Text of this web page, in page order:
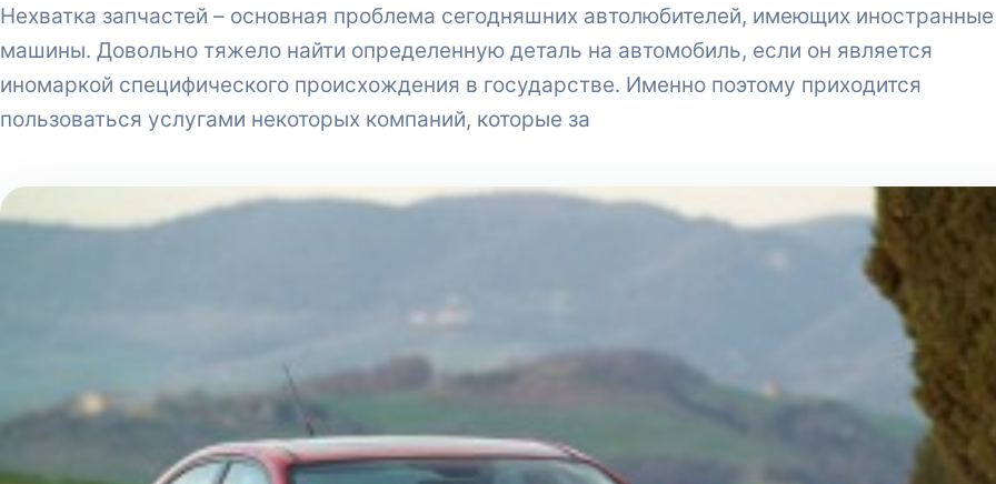
Нехватка запчастей – основная проблема сегодняшних автолюбителей, имеющих иностранные
машины. Довольно тяжело найти определенную деталь на автомобиль, если он является
иномаркой специфического происхождения в государстве. Именно поэтому приходится
пользоваться услугами некоторых компаний, которые за